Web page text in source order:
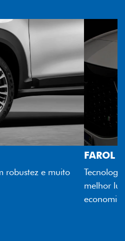
em LED garante
durabilidade e mais